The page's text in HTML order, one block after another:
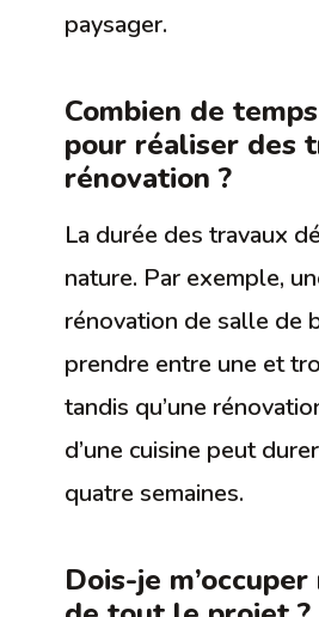
paysager.
Combien de
pour réaliser des
rénovation ?
La durée des travaux
nature. Par exemple,
rénovation de salle de
prendre entre une et
tandis qu’une
d’une cuisine peut
quatre semaines.
Dois-je